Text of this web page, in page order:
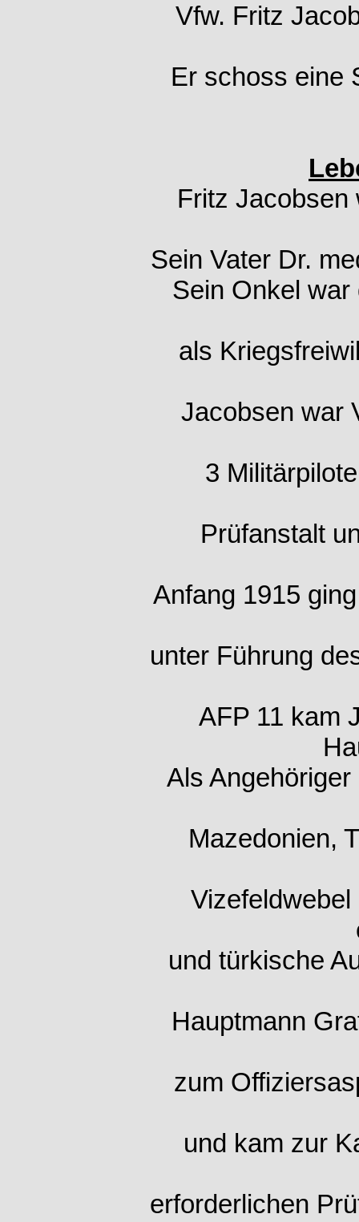
Vfw. Fritz
Er schoss eine
Fritz Jacobsen
Sein Vater Dr.
Sein Onkel war
als
Jacobsen war
3
Prüfanstalt
Anfang 1915
unter Führung
AFP 11 kam
Als
Mazedonien,
und türkische
Hauptmann
zum
und kam zur
erforderlichen